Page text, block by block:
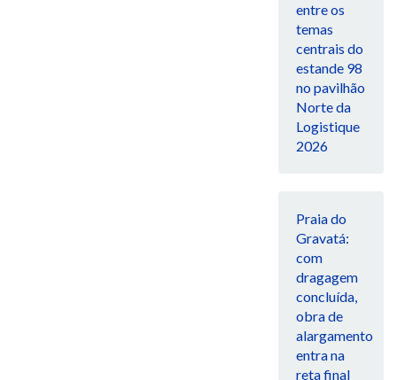
entre os
temas
centrais do
estande 98
no pavilhão
Norte da
Logistique
2026
Praia do
Gravatá:
com
dragagem
concluída,
obra de
alargamento
entra na
reta final